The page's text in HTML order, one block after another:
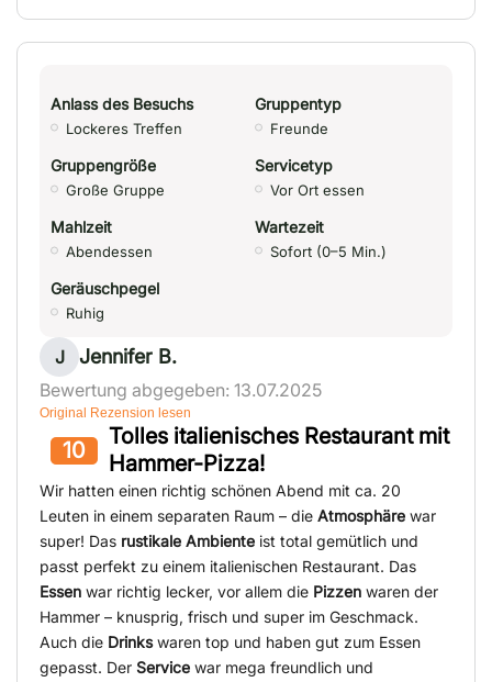
Anlass des Besuchs
Lockeres Treffen
Gruppentyp
Freunde
Gruppengröße
Große Gruppe
Servicetyp
Vor Ort essen
Mahlzeit
Abendessen
Wartezeit
Sofort (0–5 Min.)
Geräuschpegel
Ruhig
J Jennifer B.
Bewertung abgegeben: 13.07.2025
Original Rezension lesen
10
Tolles italienisches Restaurant mit
Hammer-Pizza!
Wir hatten einen richtig schönen Abend mit ca. 20
Leuten in einem separaten Raum – die Atmosphäre war
super! Das rustikale Ambiente ist total gemütlich und
passt perfekt zu einem italienischen Restaurant. Das
Essen war richtig lecker, vor allem die Pizzen waren der
Hammer – knusprig, frisch und super im Geschmack.
Auch die Drinkswaren top und haben gut zum Essen
gepasst. Der Service war mega freundlich und